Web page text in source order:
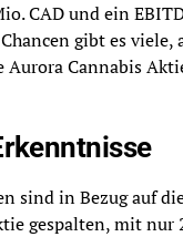
CAD und ein
gibt es viele,
Cannabis
sind in Bezug auf
gespalten, mit nur